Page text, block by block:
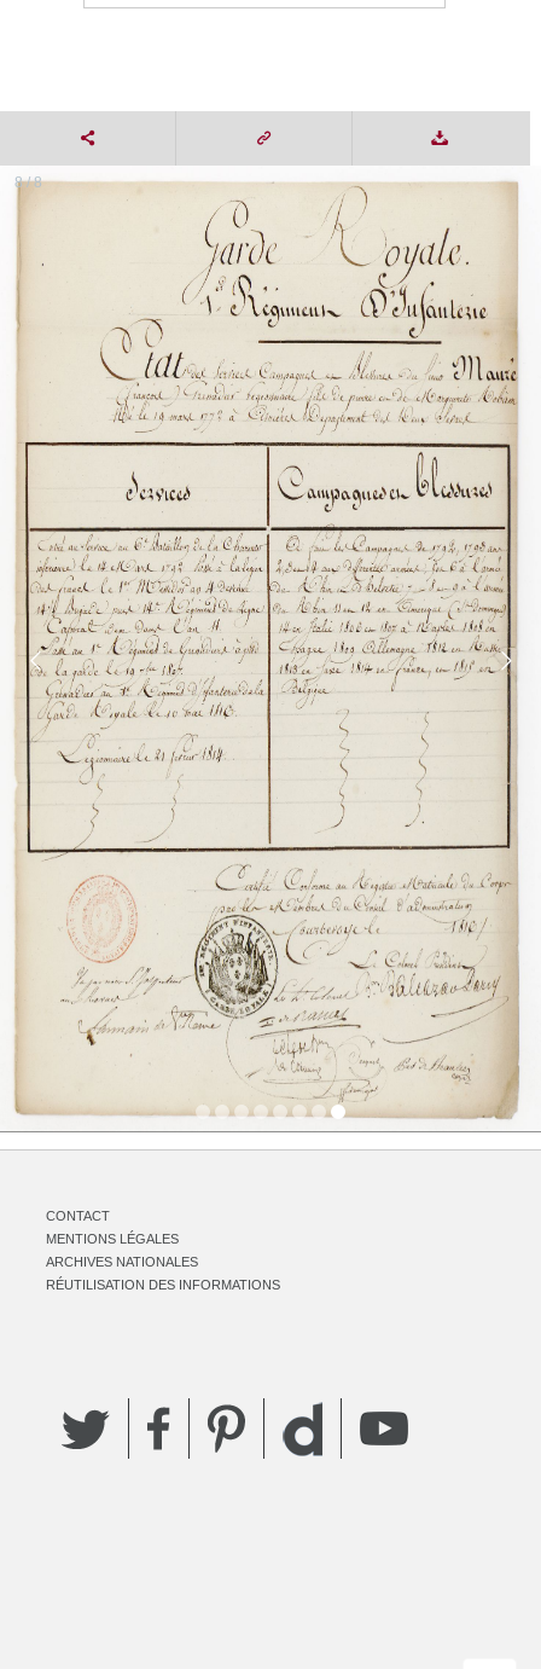
8 / 8
CONTACT
MENTIONS LÉGALES
ARCHIVES NATIONALES
RÉUTILISATION DES INFORMATIONS